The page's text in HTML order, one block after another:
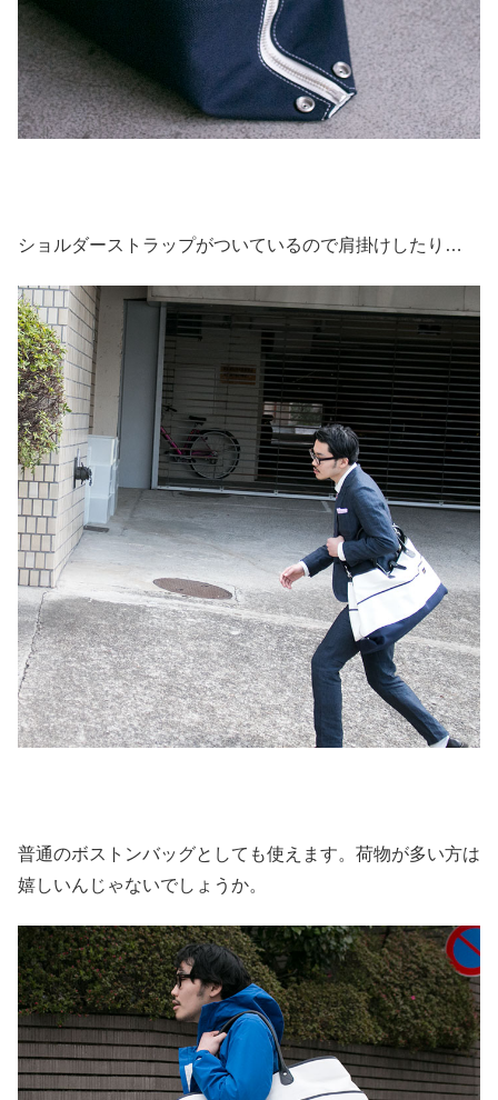
ショルダーストラップがついているので肩掛けしたり…
普通のボストンバッグとしても使えます。荷物が多い方は
嬉しいんじゃないでしょうか。